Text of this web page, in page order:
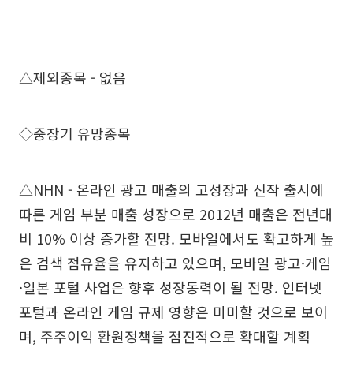
△제외종목 - 없음
◇중장기 유망종목
△NHN - 온라인 광고 매출의 고성장과 신작 출시에
따른 게임 부분 매출 성장으로 2012년 매출은 전년대
비 10% 이상 증가할 전망. 모바일에서도 확고하게 높
은 검색 점유율을 유지하고 있으며, 모바일 광고·게임
·일본 포털 사업은 향후 성장동력이 될 전망. 인터넷
포털과 온라인 게임 규제 영향은 미미할 것으로 보이
며, 주주이익 환원정책을 점진적으로 확대할 계획